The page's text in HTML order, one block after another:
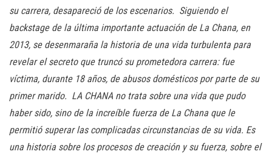
su carrera, desapareció de los escenarios. Siguiendo el
backstage de la última importante actuación de La Chana, en
2013, se desenmaraña la historia de una vida turbulenta para
revelar el secreto que truncó su prometedora carrera: fue
víctima, durante 18 años, de abusos domésticos por parte de su
primer marido. LA CHANA no trata sobre una vida que pudo
haber sido, sino de la increíble fuerza de La Chana que le
permitió superar las complicadas circunstancias de su vida. Es
una historia sobre los procesos de creación y su fuerza, sobre el